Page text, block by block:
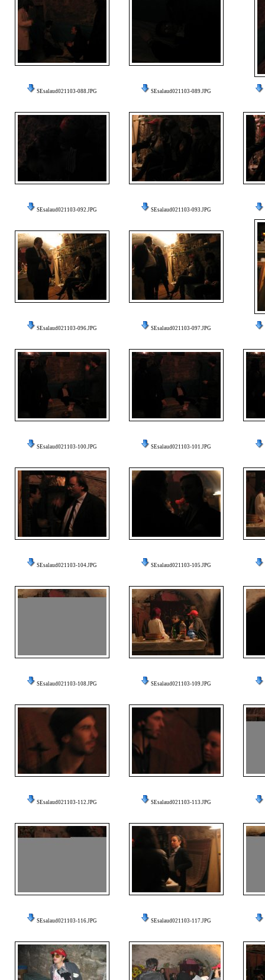
SEsalaud021103-088.JPG SEsalaud021103-089.JPG
SEsalaud021103-092.JPG SEsalaud021103-093.JPG
SEsalaud021103-096.JPG SEsalaud021103-097.JPG
SEsalaud021103-100.JPG SEsalaud021103-101.JPG
SEsalaud021103-104.JPG SEsalaud021103-105.JPG
SEsalaud021103-108.JPG SEsalaud021103-109.JPG
SEsalaud021103-112.JPG SEsalaud021103-113.JPG
SEsalaud021103-116.JPG SEsalaud021103-117.JPG